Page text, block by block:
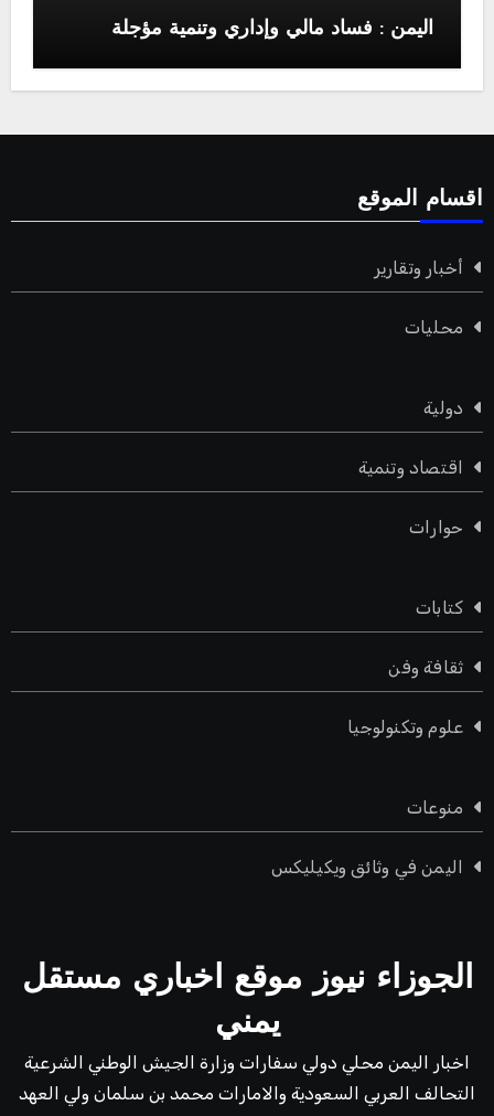
اليمن : فساد مالي وإداري وتنمية مؤجلة
اقسام الموقع
أخبار وتقارير
محليات
دولية
اقتصاد وتنمية
حوارات
كتابات
ثقافة وفن
علوم وتكنولوجيا
منوعات
اليمن في وثائق ويكيليكس
الجوزاء نيوز موقع اخباري مستقل
يمني
اخبار اليمن محلي دولي سفارات وزارة الجيش الوطني الشرعية
التحالف العربي السعودية والامارات محمد بن سلمان ولي العهد